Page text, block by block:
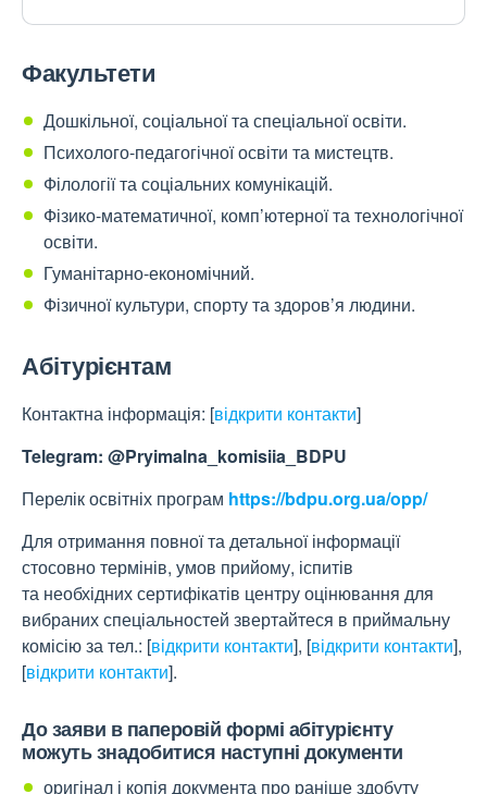
Факультети
Дошкільної, соціальної та спеціальної освіти.
Психолого-педагогічної освіти та мистецтв.
Філології та соціальних комунікацій.
Фізико-математичної, комп’ютерної та технологічної
освіти.
Гуманітарно-економічний.
Фізичної культури, спорту та здоров’я людини.
Абітурієнтам
Контактна інформація: [відкрити контакти]
Telegram: @Pryimalna_komisiia_BDPU
Перелік освітніх програм https://bdpu.org.ua/opp/
Для отримання повної та детальної інформації
стосовно термінів, умов прийому, іспитів
та необхідних сертифікатів центру оцінювання для
вибраних спеціальностей звертайтеся в приймальну
комісію за тел.: [відкрити контакти], [відкрити контакти],
[відкрити контакти].
До заяви в паперовій формі абітурієнту
можуть знадобитися наступні документи
оригінал і копія документа про раніше здобуту